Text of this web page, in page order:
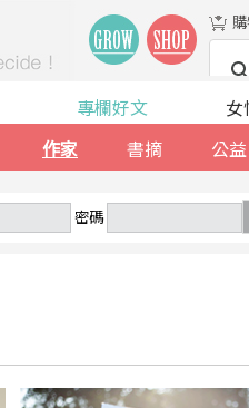
專欄好文
作家
書摘 公益
女
密碼